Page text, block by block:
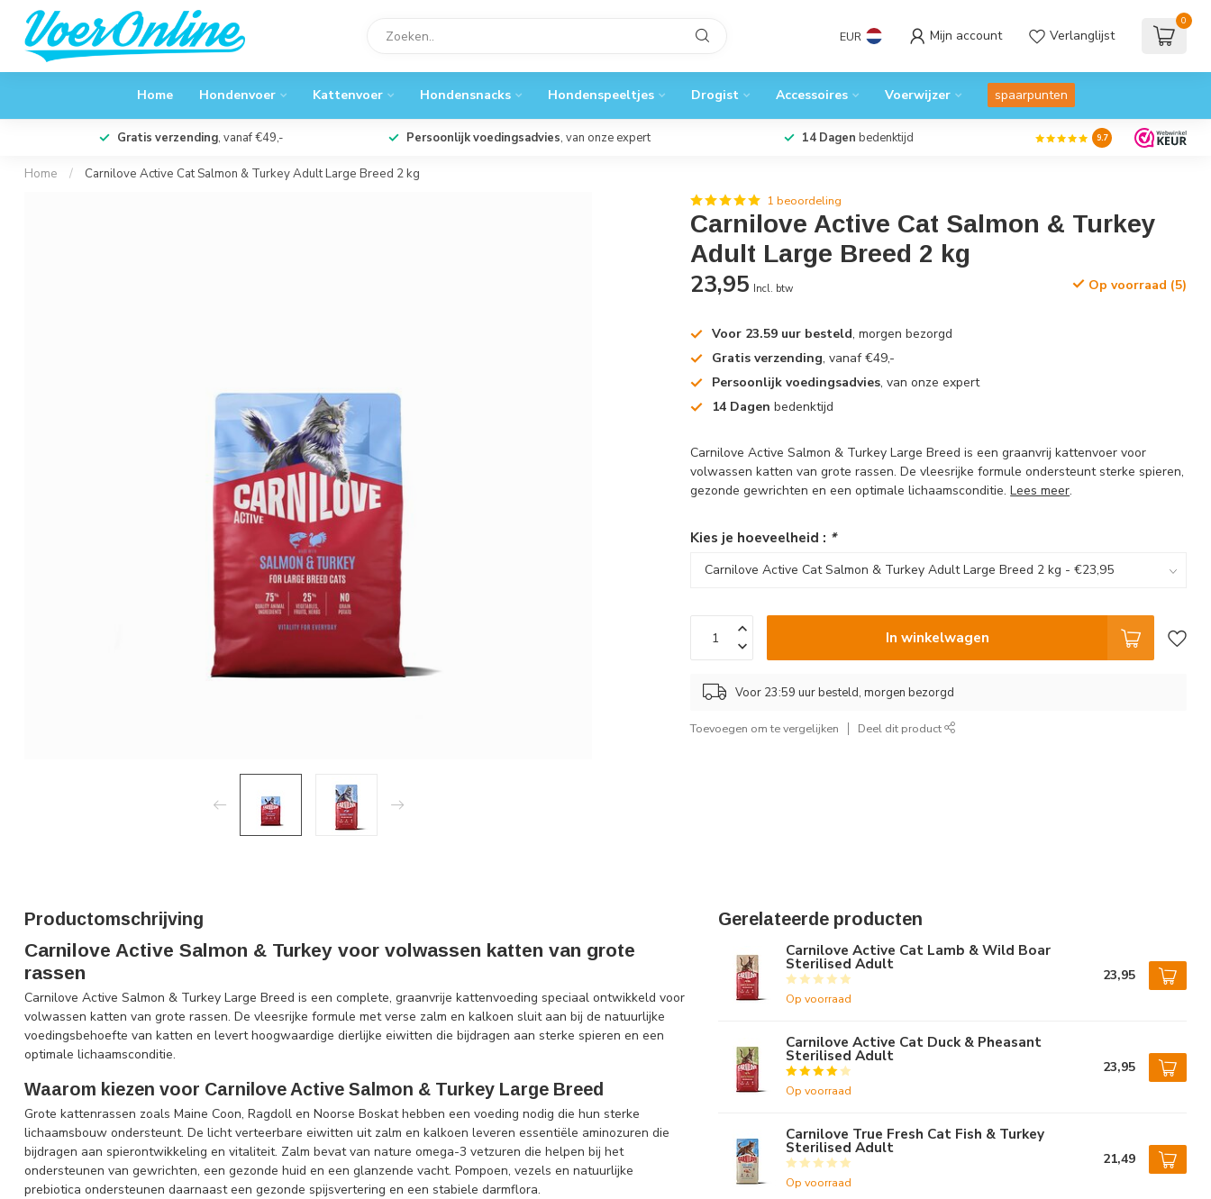
EUR Mijn account Verlanglijst
0
Home Hondenvoer Kattenvoer Hondensnacks Hondenspeeltjes Drogist Accessoires Voerwijzer spaarpunten
Gratis verzending, vanaf €49,- Persoonlijk voedingsadvies, van onze expert 14 Dagen bedenktijd 9.7
Home / Carnilove Active Cat Salmon & Turkey Adult Large Breed 2 kg
1 beoordeling
Carnilove Active Cat Salmon & Turkey
Adult Large Breed 2 kg
23,95 Incl. btw Op voorraad (5)
Voor 23.59 uur besteld, morgen bezorgd
Gratis verzending, vanaf €49,-
Persoonlijk voedingsadvies, van onze expert
14 Dagen bedenktijd
Carnilove Active Salmon & Turkey Large Breed is een graanvrij kattenvoer voor
volwassen katten van grote rassen. De vleesrijke formule ondersteunt sterke spieren,
gezonde gewrichten en een optimale lichaamsconditie.Lees meer.
Kies je hoeveelheid : *
In winkelwagen
Voor 23:59 uur besteld, morgen bezorgd
Toevoegen om te vergelijken Deel dit product
Productomschrijving
Carnilove Active Salmon & Turkey voor volwassen katten van grote
rassen
Carnilove Active Salmon & Turkey Large Breed is een complete, graanvrije kattenvoeding speciaal ontwikkeld voor
volwassen katten van grote rassen. De vleesrijke formule met verse zalm en kalkoen sluit aan bij de natuurlijke
voedingsbehoefte van katten en levert hoogwaardige dierlijke eiwitten die bijdragen aan sterke spieren en een
optimale lichaamsconditie.
Waarom kiezen voor Carnilove Active Salmon & Turkey Large Breed
Grote kattenrassen zoals Maine Coon, Ragdoll en Noorse Boskat hebben een voeding nodig die hun sterke
lichaamsbouw ondersteunt. De licht verteerbare eiwitten uit zalm en kalkoen leveren essentiële aminozuren die
bijdragen aan spierontwikkeling en vitaliteit. Zalm bevat van nature omega-3 vetzuren die helpen bij het
ondersteunen van gewrichten, een gezonde huid en een glanzende vacht. Pompoen, vezels en natuurlijke
prebiotica ondersteunen daarnaast een gezonde spijsvertering en een stabiele darmflora.
Gerelateerde producten
Carnilove Active Cat Lamb & Wild Boar
Sterilised Adult
Op voorraad
23,95
Carnilove Active Cat Duck & Pheasant
Sterilised Adult
Op voorraad
23,95
Carnilove True Fresh Cat Fish & Turkey
Sterilised Adult
Op voorraad
21,49